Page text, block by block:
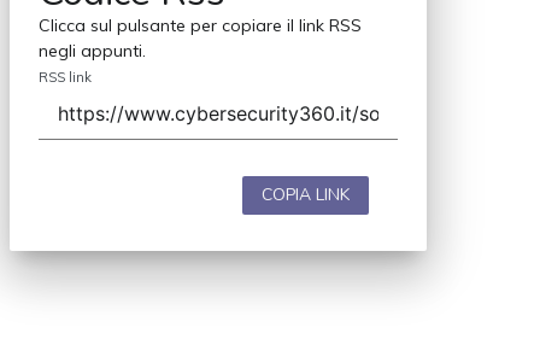
Clicca sul pulsante per copiare il link RSS
negli appunti.
RSS link
COPIA LINK